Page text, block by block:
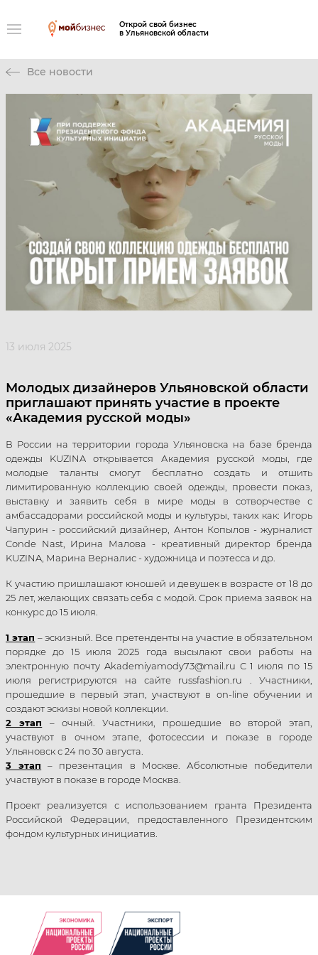
Открой свой бизнес
в Ульяновской области
Все новости
13 июля 2025
Молодых дизайнеров Ульяновской области
приглашают принять участие в проекте
«Академия русской моды»
В России на территории города Ульяновска на базе бренда
одежды KUZINA открывается Академия русской моды, где
молодые таланты смогут бесплатно создать и отшить
лимитированную коллекцию своей одежды, провести показ,
выставку и заявить себя в мире моды в сотворчестве с
амбассадорами российской моды и культуры, таких как: Игорь
Чапурин - российский дизайнер, Антон Копылов - журналист
Conde Nast, Ирина Малова - креативный директор бренда
KUZINA, Марина Верналис - художница и поэтесса и др.
К участию пришлашают юношей и девушек в возрасте от 18 до
25 лет, желающих связать себя с модой. Срок приема заявок на
конкурс до 15 июля.
1 этап – эскизный. Все претенденты на участие в обязательном
порядке до 15 июля 2025 года высылают свои работы на
электронную почту Akademiyamody73@mail.ru С 1 июля по 15
июля регистрируются на сайте russfashion.ru . Участники,
прошедшие в первый этап, участвуют в оn-line обучении и
создают эскизы новой коллекции.
2 этап – очный. Участники, прошедшие во второй этап,
участвуют в очном этапе, фотосессии и показе в городе
Ульяновск с 24 по 30 августа.
3 этап – презентация в Москве. Абсолютные победители
участвуют в показе в городе Москва.
Проект реализуется с использованием гранта Президента
Российской Федерации, предоставленного Президентским
фондом культурных инициатив.